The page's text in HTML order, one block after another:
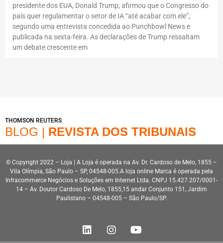
presidente dos EUA, Donald Trump, afirmou que o Congresso do
país quer regulamentar o setor de IA “até acabar com ele”,
segundo uma entrevista concedida ao Punchbowl News e
publicada na sexta-feira. As declarações de Trump ressaltam
um debate crescente em
THOMSON REUTERS
BLOG | REVISTA DOS TRIBUNAIS
© Copyright 2022 – Loja | A Loja é operada na Av. Dr. Cardoso de Melo, 1855 –
Vila Olímpia, São Paulo – SP, 04548-005.A loja online Marca é operada pela
Infracommerce Negócios e Soluções em Internet Ltda. CNPJ 15.427.207/0001-
14 – Av. Doutor Cardoso De Melo, 1855,15 andar Conjunto 151, Jardim
Paulistano – 04548-005 – São Paulo/SP.